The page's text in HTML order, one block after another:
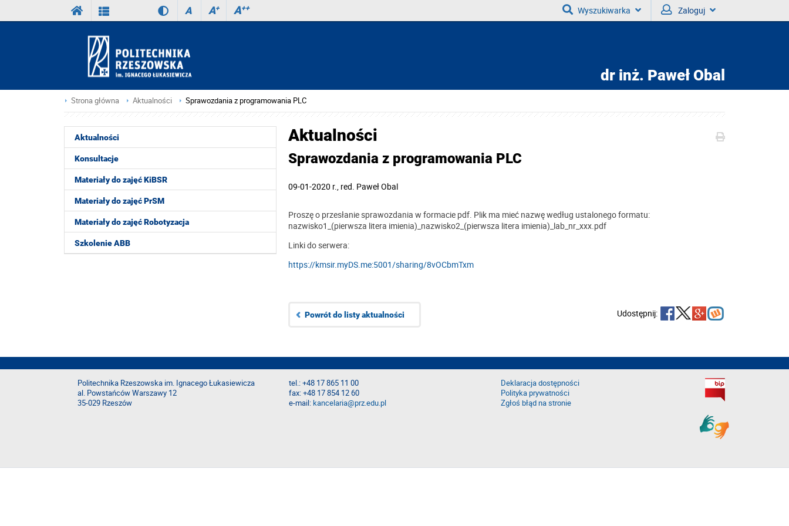
A A+ A++ Wyszukiwarka Zaloguj
dr inż. Paweł Obal
Strona główna Aktualności Sprawozdania z programowania PLC
Aktualności
Konsultacje
Materiały do zajęć KiBSR
Materiały do zajęć PrSM
Materiały do zajęć Robotyzacja
Szkolenie ABB
Aktualności
Sprawozdania z programowania PLC
09-01-2020 r. , red. Paweł Obal
Proszę o przesłanie sprawozdania w formacie pdf. Plik ma mieć nazwę według ustalonego formatu:
nazwisko1_(pierwsza litera imienia)_nazwisko2_(pierwsza litera imienia)_lab_nr_xxx.pdf
Linki do serwera:
https://kmsir.myDS.me:5001/sharing/8vOCbmTxm
Udostępnij:
Powrót do listy aktualności
Politechnika Rzeszowska im. Ignacego Łukasiewicza
al. Powstańców Warszawy 12
35-029 Rzeszów
tel.: +48 17 865 11 00
fax: +48 17 854 12 60
e-mail:kancelaria@prz.edu.pl
Deklaracja dostępności
Polityka prywatności
Zgłoś błąd na stronie